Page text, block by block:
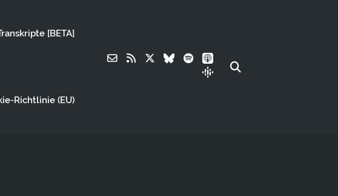
[BETA]
Richtlinie (EU)